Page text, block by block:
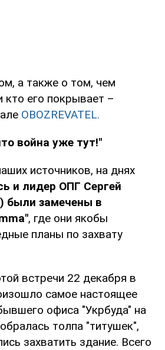
а также о том, чем
кто его покрывает –
OBOZREVATEL.
война уже тут!"
источников, на днях
и лидер ОПГ Сергей
были замечены в
, где они якобы
планы по захвату
встречи 22 декабря в
самое настоящее
офиса "Укрбуда" на
толпа "титушек",
захватить здание. Всего